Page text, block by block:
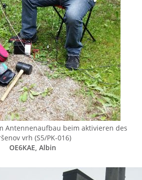
Antennenaufbau beim aktivieren des
vrh (S5/PK-016)
OE6KAE, Albin